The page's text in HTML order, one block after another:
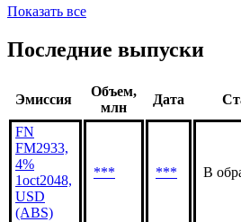
Показать все
Последние выпуски
Эмиссия
Объем,
млн
Дата
FN
FM2933,
4%
1oct2048,
USD
(ABS)
*** *** В